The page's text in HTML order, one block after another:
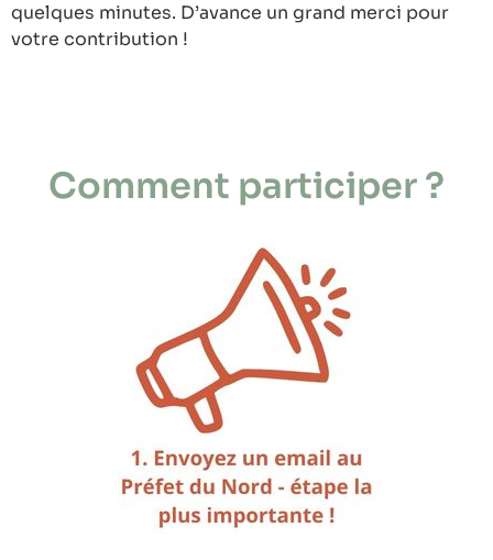
quelques minutes. D’avance un grand merci pour
votre contribution !
Comment participer ?